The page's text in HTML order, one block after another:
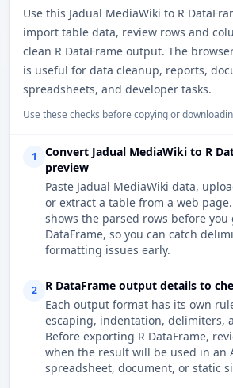
Use this Jadual MediaWiki to R
import table data, review rows and
clean R DataFrame output. The
is useful for data cleanup, reports,
spreadsheets, and developer tasks.
Use these checks before copying or
1
Convert Jadual MediaWiki to R
preview
Paste Jadual MediaWiki data,
or extract a table from a web
shows the parsed rows before you
DataFrame, so you can catch
formatting issues early.
2
R DataFrame output details to
Each output format has its own
escaping, indentation, delimiters,
Before exporting R DataFrame,
when the result will be used in an
spreadsheet, document, or static